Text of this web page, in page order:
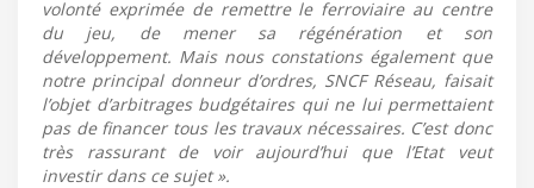
volonté exprimée de remettre le ferroviaire au centre
du jeu, de mener sa régénération et son
développement. Mais nous constations également que
notre principal donneur d’ordres, SNCF Réseau, faisait
l’objet d’arbitrages budgétaires qui ne lui permettaient
pas de financer tous les travaux nécessaires. C’est donc
très rassurant de voir aujourd’hui que l’Etat veut
investir dans ce sujet ».